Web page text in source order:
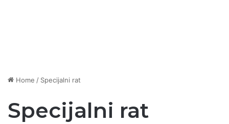
Home / Specijalni rat
Specijalni rat